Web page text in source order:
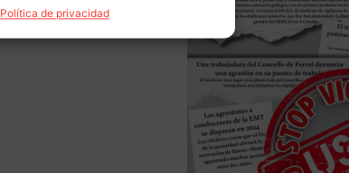
Política de privacidad